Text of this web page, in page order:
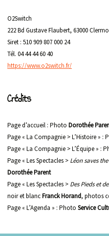
O2Switch
222 Bd Gustave Flaubert, 63000
Siret : 510 909 807 000 24
Tél. 04 44 44 60 40
https://www.o2switch.fr/
Crédits
Page d’accueil : Photo Dorothée
Page « La Compagnie > L’Histoire » :
Page « La Compagnie > L’Équipe » :
Page « Les Spectacles > Léon saves
Dorothée Parent
Page « Les Spectacles > Des Pieds et
noir et blancFranck Horand, photos
Page « L’Agenda » : Photo Service